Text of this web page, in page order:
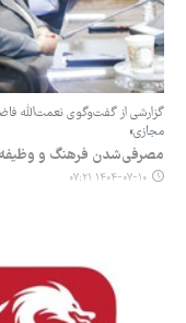
گزارشی از گفت‌وگوی نعمت‌الله
مجازی»
مصرفی‌شدن فرهنگ و وظیفه
۱۴۰۴-۰۷-۱۰ ۰۷:۲۱